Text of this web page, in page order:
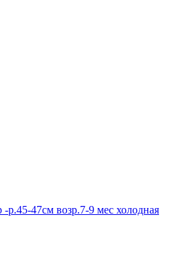
р.45-47см возр.7-9 мес холодная